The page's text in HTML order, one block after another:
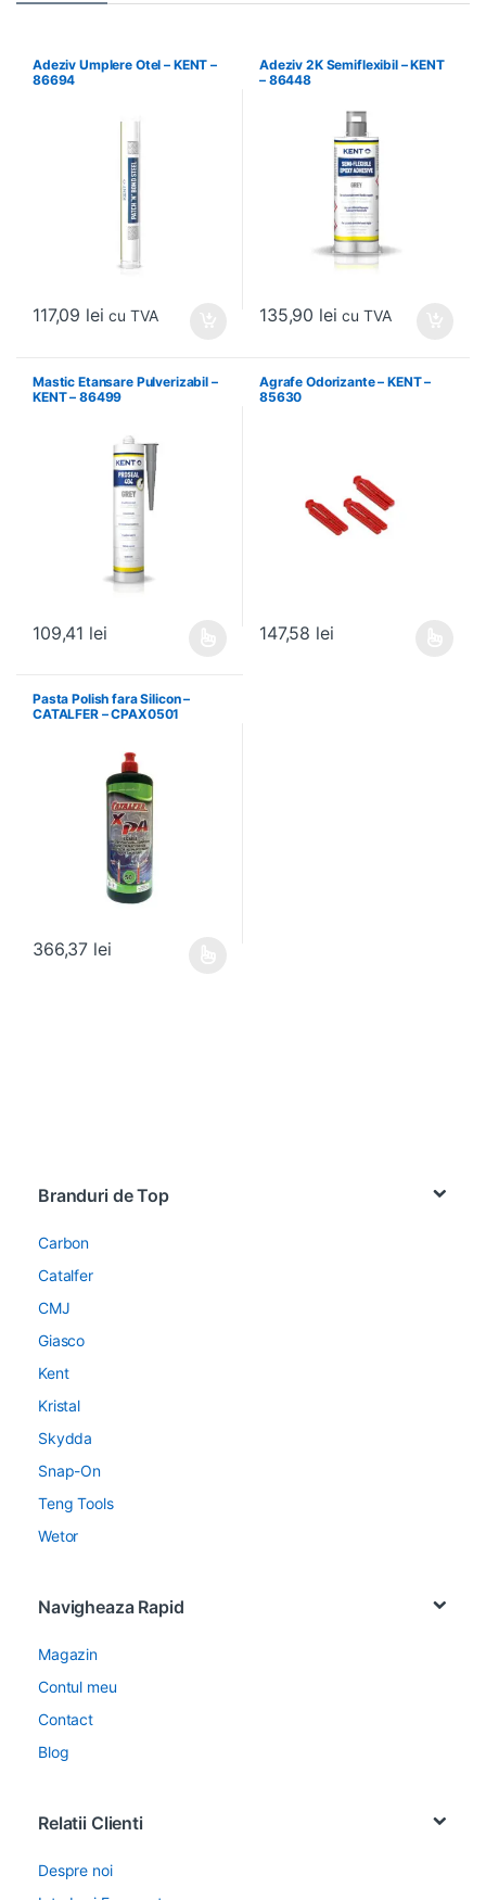
Adeziv Umplere Otel – KENT –
86694
117,09 lei cu TVA
Adeziv 2K Semiflexibil – KENT
– 86448
135,90 lei cu TVA
Mastic Etansare Pulverizabil –
KENT – 86499
109,41 lei
Agrafe Odorizante – KENT –
85630
147,58 lei
Pasta Polish fara Silicon –
CATALFER – CPAX0501
366,37 lei
Branduri de Top
Carbon
Catalfer
CMJ
Giasco
Kent
Kristal
Skydda
Snap-On
Teng Tools
Wetor
Navigheaza Rapid
Magazin
Contul meu
Contact
Blog
Relatii Clienti
Despre noi